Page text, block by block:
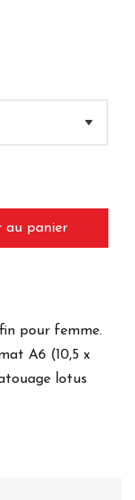
au panier
pour femme.
A6 (10,5 x
lotus